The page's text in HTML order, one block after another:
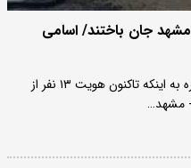
جان باختند/ اسامی
مدیرکل پزشکی قانونی استان کرمان با اشاره به اینکه تاکنون هویت ۱۳ نفر از
مشهد…